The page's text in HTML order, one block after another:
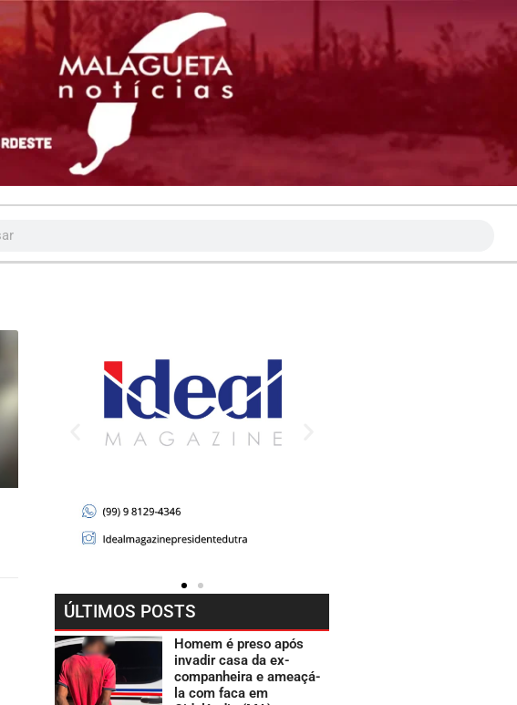
ÚLTIMOS POSTS
Homem é preso após
invadir casa da ex-
companheira e ameaçá-
la com faca em